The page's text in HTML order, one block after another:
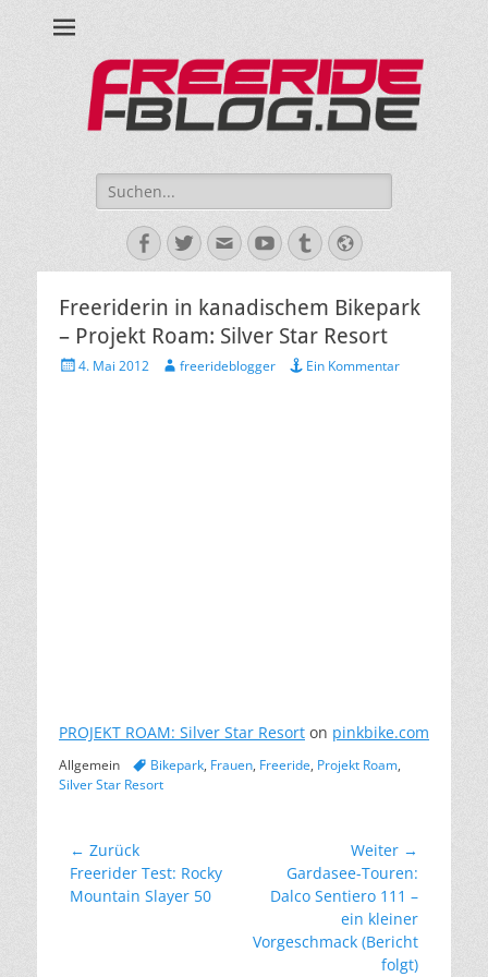
Suche
nach:
Facebook
Twitter
E-
Mail
YouTube
TumblrWebsite
Freeriderin in kanadischem Bikepark
– Projekt Roam: Silver Star Resort
Veröffentlicht
4. Mai 2012 Autorfreerideblogger Ein Kommentar
PROJEKT ROAM: Silver Star Resort on pinkbike.com
Kategorien
Allgemein Schlagworte
Bikepark, Frauen, Freeride, Projekt Roam,
Silver Star Resort
Beitragsnavigation
← Zurück
Vorheriger
Beitrag:
Freerider Test: Rocky
Mountain Slayer 50
Weiter →
Nächster
Beitrag:
Gardasee-Touren:
Dalco Sentiero 111 –
ein kleiner
Vorgeschmack (Bericht
folgt)